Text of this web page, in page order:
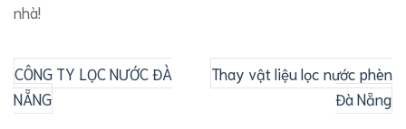
nhà!
CÔNG TY LỌC NƯỚC ĐÀ
NẴNG
Thay vật liệu lọc nước phèn
Đà Nẵng